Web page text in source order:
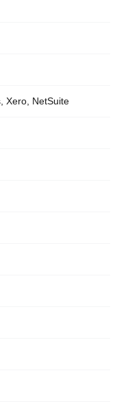
Xero, NetSuite